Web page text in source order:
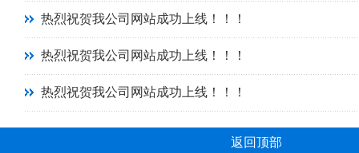
热烈祝贺我公司网站成功上线！！！
热烈祝贺我公司网站成功上线！！！
热烈祝贺我公司网站成功上线！！！
返回顶部